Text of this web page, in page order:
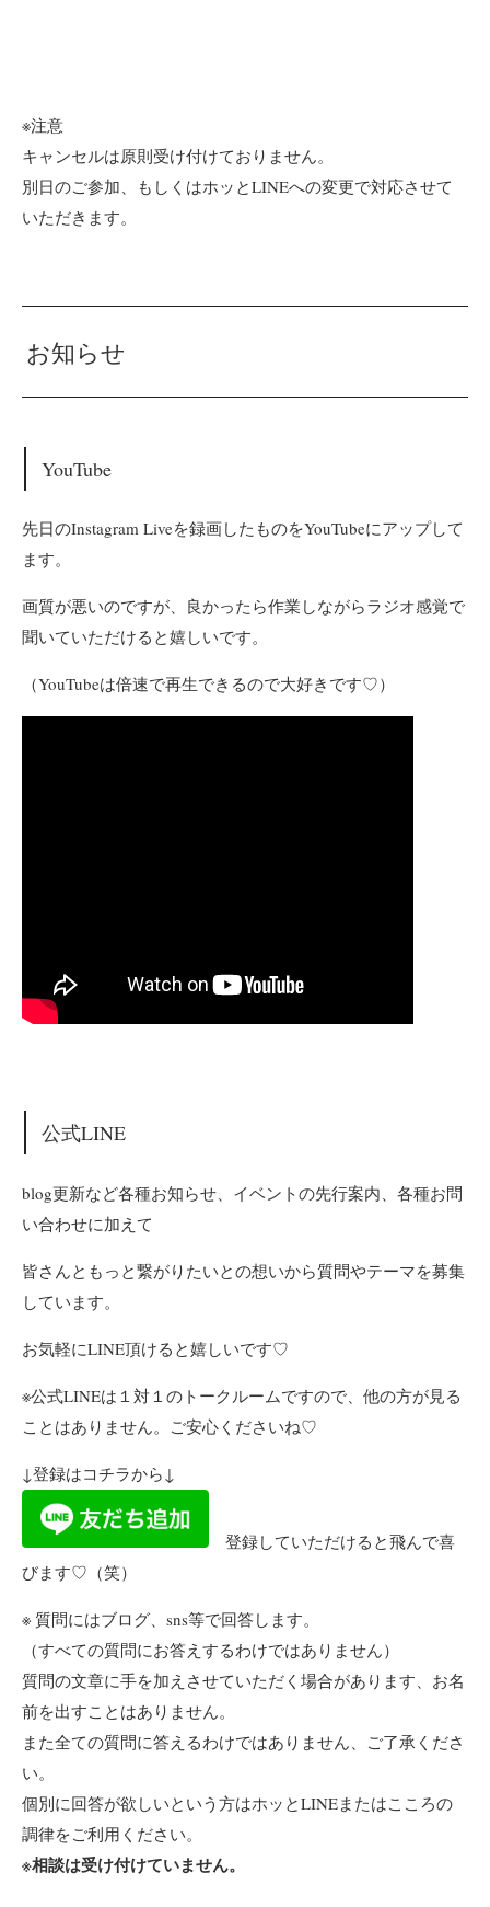
※注意
キャンセルは原則受け付けておりません。
別日のご参加、もしくはホッとLINEへの変更で対応させて
いただきます。
お知らせ
YouTube
先日のInstagram Liveを録画したものをYouTubeにアップして
ます。
画質が悪いのですが、良かったら作業しながらラジオ感覚で
聞いていただけると嬉しいです。
（YouTubeは倍速で再生できるので大好きです♡）
公式LINE
blog更新など各種お知らせ、イベントの先行案内、各種お問
い合わせに加えて
皆さんともっと繋がりたいとの想いから質問やテーマを募集
しています。
お気軽にLINE頂けると嬉しいです♡
※公式LINEは１対１のトークルームですので、他の方が見る
ことはありません。ご安心くださいね♡
↓登録はコチラから↓
登録していただけると飛んで喜
びます♡（笑）
※ 質問にはブログ、sns等で回答します。
（すべての質問にお答えするわけではありません）
質問の文章に手を加えさせていただく場合があります、お名
前を出すことはありません。
また全ての質問に答えるわけではありません、ご了承くださ
い。
個別に回答が欲しいという方はホッとLINEまたはこころの
調律をご利用ください。
※相談は受け付けていません。